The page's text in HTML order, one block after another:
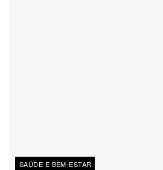
SAÚDE E BEM-ESTAR